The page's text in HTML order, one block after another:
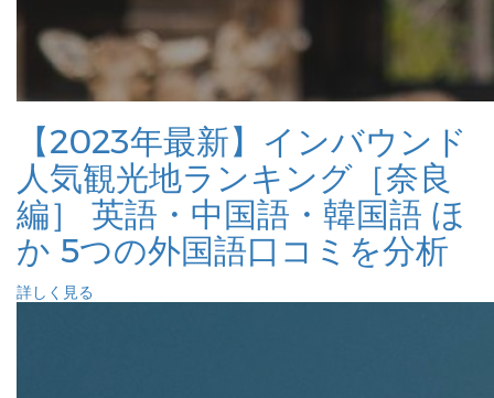
【2023年最新】インバウンド
人気観光地ランキング［奈良
編］ 英語・中国語・韓国語 ほ
か 5つの外国語口コミを分析
詳しく見る